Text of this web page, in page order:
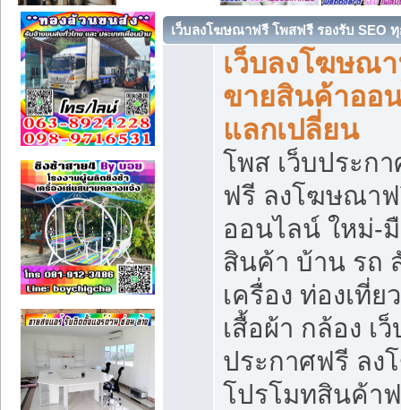
เว็บลงโฆษณาฟรี โพสฟรี รองรับ SEO
เว็บลงโฆษณ
ขายสินค้าออ
แลกเปลี่ยน
โพส เว็บประก
ฟรี ลงโฆษณา
ออนไลน์ ใหม่-
สินค้า บ้าน รถ
เครื่อง ท่องเที่ย
เสื้อผ้า กล้อง เ
ประกาศฟรี ล
โปรโมทสินค้า